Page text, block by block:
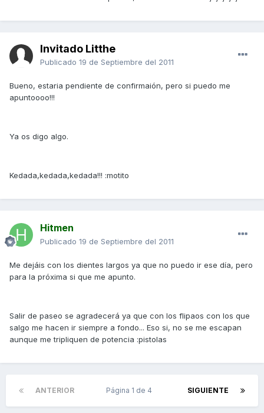
Invitado Litthe
Publicado 19 de Septiembre del 2011
Bueno, estaria pendiente de confirmaión, pero si puedo me
apuntoooo!!!
Ya os digo algo.
Kedada,kedada,kedada!!! :motito
Hitmen
Publicado 19 de Septiembre del 2011
Me dejáis con los dientes largos ya que no puedo ir ese día, pero
para la próxima si que me apunto.
Salir de paseo se agradecerá ya que con los flipaos con los que
salgo me hacen ir siempre a fondo... Eso si, no se me escapan
aunque me tripliquen de potencia :pistolas
ANTERIOR SIGUIENTE
Página 1 de 4